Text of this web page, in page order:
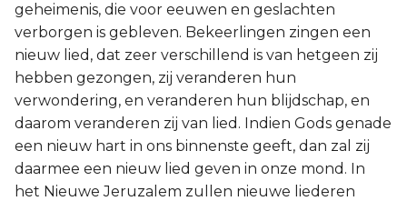
geheimenis, die voor eeuwen en geslachten
verborgen is gebleven. Bekeerlingen zingen een
nieuw lied, dat zeer verschillend is van hetgeen zij
hebben gezongen, zij veranderen hun
verwondering, en veranderen hun blijdschap, en
daarom veranderen zij van lied. Indien Gods genade
een nieuw hart in ons binnenste geeft, dan zal zij
daarmee een nieuw lied geven in onze mond. In
het Nieuwe Jeruzalem zullen nieuwe liederen